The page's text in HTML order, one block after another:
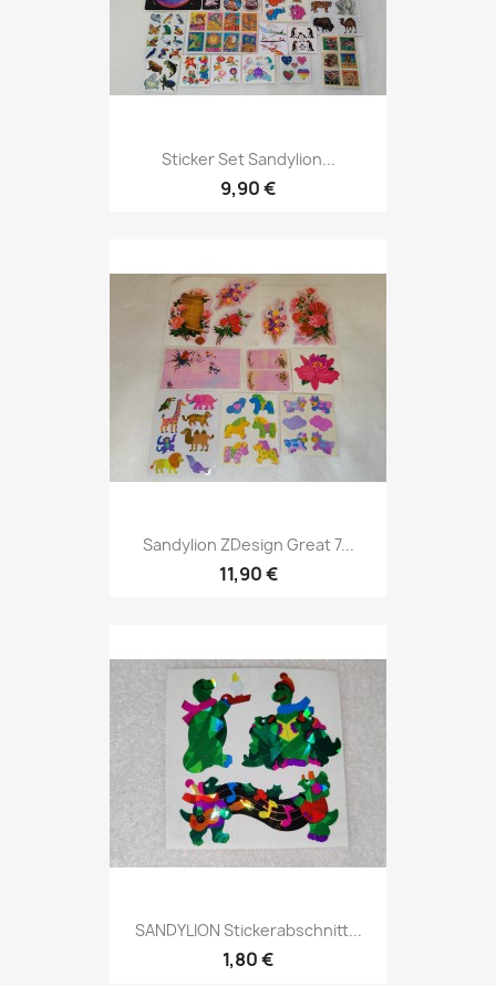
Sticker Set Sandylion...
9,90 €
Sandylion ZDesign Great 7...
11,90 €
SANDYLION Stickerabschnitt...
1,80 €